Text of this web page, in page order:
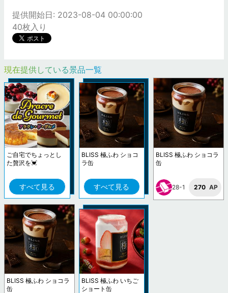
提供開始日: 2023-08-04 00:00:00
40枚入り
現在提供している景品一覧
ご自宅でちょっとし
た贅沢を💓
すべて見る
BLISS 極ふわ ショコ
ラ缶
すべて見る
BLISS 極ふわ ショコラ
缶
28-1 270 AP
BLISS 極ふわ ショコラ
缶
BLISS 極ふわ いちご
ショート缶